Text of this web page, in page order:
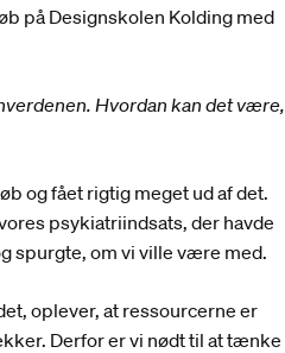
på Designskolen Kolding med
Hvordan kan det være,
og fået rigtig meget ud af det.
psykiatriindsats, der havde
spurgte, om vi ville være med.
oplever, at ressourcerne er
Derfor er vi nødt til at tænke